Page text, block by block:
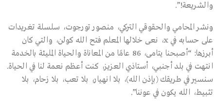
والشريعة!”.
ونشر المحامي والحقوقي التركي، منصور تورجوت، سلسلة تغريدات
على حسابه في x، نعى خلالها المعلم فتح الله كولن، والتي كان
أبرزها: “أصبحنا يتامى، 86 عامًا من المعاناة والحياة المليئة بالخدمة
انتهت في بلد أجنبي، أستاذي العزيز، كنت أعظم نعمة لنا في الحياة.
سنسير في طريقك (بإذن الله)، بلا انهيار، بلا تعب، بلا زحام، بلا
تثبيط، الله يكون في عوننا”.